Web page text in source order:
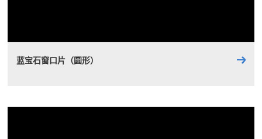
蓝宝石窗口片（圆形）